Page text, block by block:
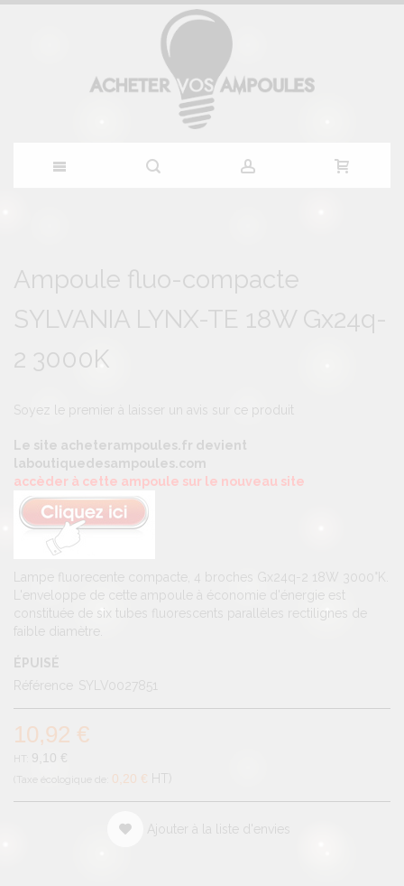
contenu
the
of
the
images
gallery
the
beginning
of
the
images
gallery
Ampoule fluo-compacte
SYLVANIA LYNX-TE 18W Gx24q-
2 3000K
Soyez le premier à laisser un avis sur ce produit
Le site acheterampoules.fr devient
laboutiquedesampoules.com
accèder à cette ampoule sur le nouveau site
Lampe fluorecente compacte, 4 broches Gx24q-2 18W 3000°K.
L'enveloppe de cette ampoule à économie d'énergie est
constituée de six tubes fluorescents parallèles rectilignes de
faible diamètre.
ÉPUISÉ
Référence SYLV0027851
10,92 €
9,10 €
0,20 € HT
Ajouter à la liste d'envies